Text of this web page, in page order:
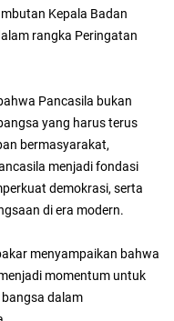
Kepala Badan
rangka Peringatan
Pancasila bukan
yang harus terus
bermasyarakat,
menjadi fondasi
demokrasi, serta
di era modern.
menyampaikan bahwa
momentum untuk
dalam